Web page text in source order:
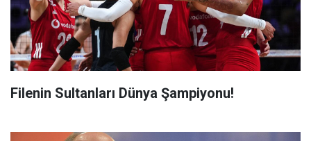
Filenin Sultanları Dünya Şampiyonu!